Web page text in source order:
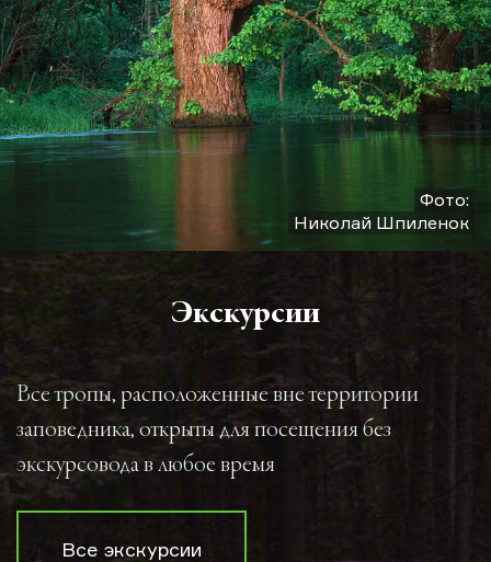
Фото:
Николай Шпиленок
Экскурсии
Все тропы, расположенные вне территории
заповедника, открыты для посещения без
экскурсовода в любое время
Все экскурсии